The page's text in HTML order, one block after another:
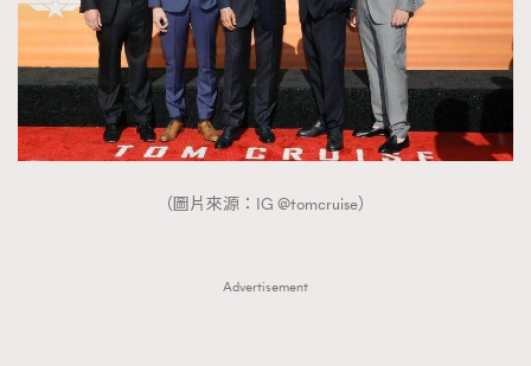
（圖片來源：IG @tomcruise）
Advertisement